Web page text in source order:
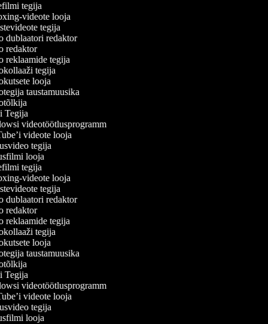
tegija
videote looja
tegija
redaktor
tegija
tegija
looja
taustamuusika
videotöötlusprogramm
videote looja
tegija
looja
tegija
videote looja
tegija
redaktor
tegija
tegija
looja
taustamuusika
videotöötlusprogramm
videote looja
tegija
looja